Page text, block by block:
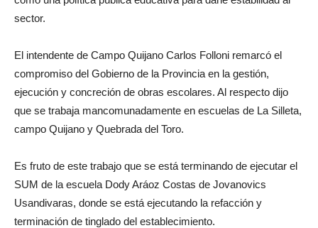
sector.
El intendente de Campo Quijano Carlos Folloni remarcó el
compromiso del Gobierno de la Provincia en la gestión,
ejecución y concreción de obras escolares. Al respecto dijo
que se trabaja mancomunadamente en escuelas de La Silleta,
campo Quijano y Quebrada del Toro.
Es fruto de este trabajo que se está terminando de ejecutar el
SUM de la escuela Dody Aráoz Costas de Jovanovics
Usandivaras, donde se está ejecutando la refacción y
terminación de tinglado del establecimiento.